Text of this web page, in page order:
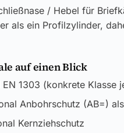
/ Hebel für
als ein Profilzylinder,
auf einen Blick
EN 1303 (konkrete Klasse
Anbohrschutz (AB=)
Kernziehschutz